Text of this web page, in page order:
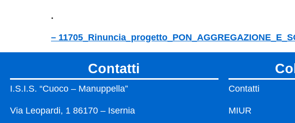
.
–
contatti
I.S.I.S. “Cuoco – Manuppella”
Via Leopardi, 1 86170 – Isernia
Contatti
MIUR